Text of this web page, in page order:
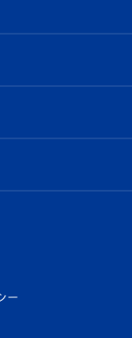
ル
崎おもてなしガイド
ンクラブ）
ート
プ
せ
スタグラム
ー